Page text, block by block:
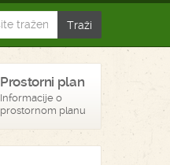
Prostorni plan
Informacije o
prostornom planu